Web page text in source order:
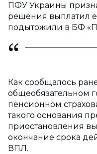
ПФУ Украины
решения выплатил
подытожили в БФ
Как сообщалось
общеобязательном
пенсионном
такого основания
приостановления
окончание срока
ВПЛ.